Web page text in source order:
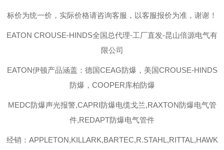
标价为统一价，实际价格请咨询客服，以客服报价为准，谢谢！
EATON CROUSE-HINDS全国总代理-工厂直发-昆山倍源电气有
限公司
EATON伊顿产品涵盖：德国CEAG防爆，美国CROUSE-HINDS
防爆，COOPER库柏防爆
MEDC防爆声光报警,CAPRI防爆电缆戈兰,RAXTON防爆电气管
件,REDAPT防爆电气管件
经销：APPLETON,KILLARK,BARTEC,R.STAHL,RITTAL,HAWK